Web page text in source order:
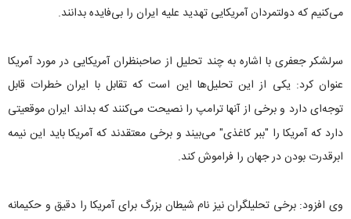
می‌کنیم که دولتمردان آمریکایی تهدید علیه ایران را بی‌فایده بدانند.
سرلشکر جعفری با اشاره به چند تحلیل از صاحبنظران آمریکایی در مورد آمریکا
عنوان کرد: یکی از این تحلیل‌ها این است که تقابل با ایران خطرات قابل
توجه‌ای دارد و برخی از آنها ترامپ را نصیحت می‌کنند که بداند ایران موقعیتی
دارد که آمریکا را "ببر کاغذی" می‌بیند و برخی معتقدند که آمریکا باید این نیمه
ابرقدرت بودن در جهان را فراموش کند.
وی افزود: برخی تحلیلگران نیز نام شیطان بزرگ برای آمریکا را دقیق و حکیمانه